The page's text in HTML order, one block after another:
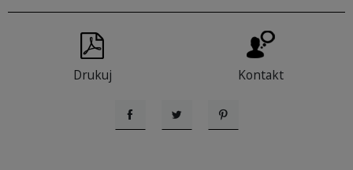
Drukuj Kontakt
UdostępnijTweetujPinterest